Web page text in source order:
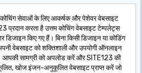
सेवाओं के लिए आकर्षक और पेशेवर वेबसाइट
प्रदान करता है उत्तम कोचिंग वेबसाइट टेम्पलेट्स
किए गए हैं। बिना किसी डिजाइन या कोडिंग
वेबसाइट को शक्तिशाली और उपयोगी ऑनलाइन
सामग्री को अपलोड करें और SITE123 की
खोज इंजन-अनुकूलित वेबसाइट प्राप्त करें जो